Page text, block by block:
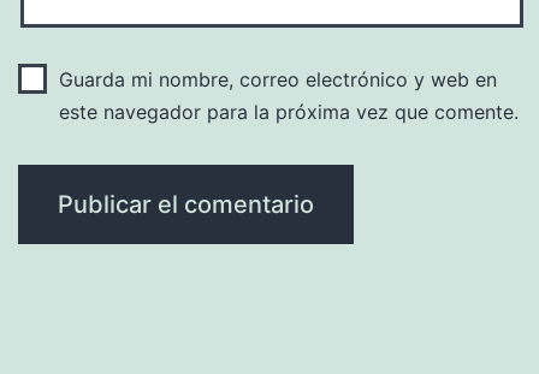
Guarda mi nombre, correo electrónico y web en
este navegador para la próxima vez que comente.